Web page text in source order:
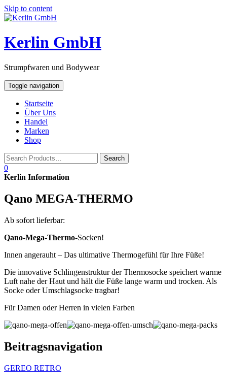
Skip to content
Kerlin GmbH
Strumpfwaren und Bodywear
Toggle navigation
Startseite
Über Uns
Handel
Marken
Shop
0
Kerlin Information
Qano MEGA-THERMO
Ab sofort lieferbar:
Qano-Mega-Thermo-Socken!
Innen angerauht – Das ultimative Thermogefühl für Ihre Füße!
Die innovative Schlingenstruktur der Thermosocke speichert warme
Luft nahe der Haut und hält die Füße lange warm und trocken. Als
Socke oder Umschlagsocke tragbar!
Für Damen oder Herren in vielen Farben
Beitragsnavigation
GEREO RETRO